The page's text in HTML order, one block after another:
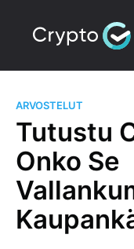
ARVOSTELUT
Tutustu
Onko Se